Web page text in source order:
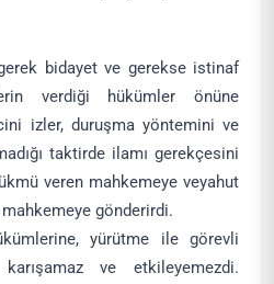
bidayet ve gerekse istinaf
verdiği hükümler önüne
izler, duruşma yöntemini ve
taktirde ilamı gerekçesini
veren mahkemeye veyahut
gönderirdi.
yürütme ile görevli
ve etkileyemezdi.